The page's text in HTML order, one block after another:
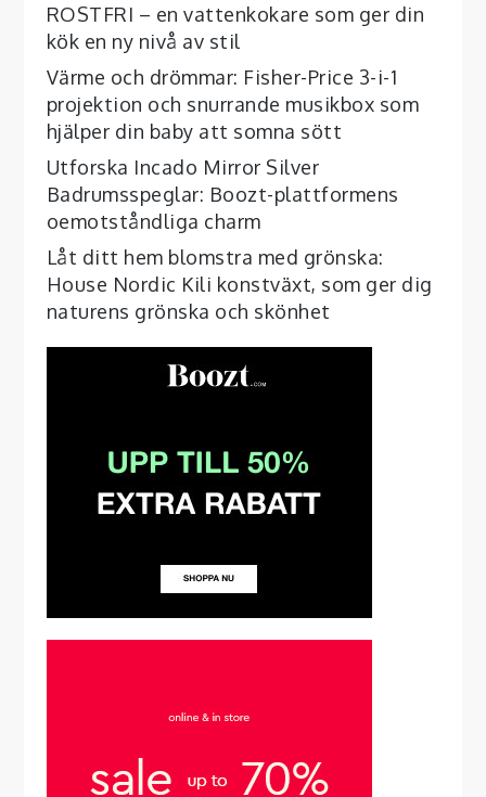
ROSTFRI – en vattenkokare som ger din
kök en ny nivå av stil
Värme och drömmar: Fisher-Price 3-i-1
projektion och snurrande musikbox som
hjälper din baby att somna sött
Utforska Incado Mirror Silver
Badrumsspeglar: Boozt-plattformens
oemotståndliga charm
Låt ditt hem blomstra med grönska:
House Nordic Kili konstväxt, som ger dig
naturens grönska och skönhet